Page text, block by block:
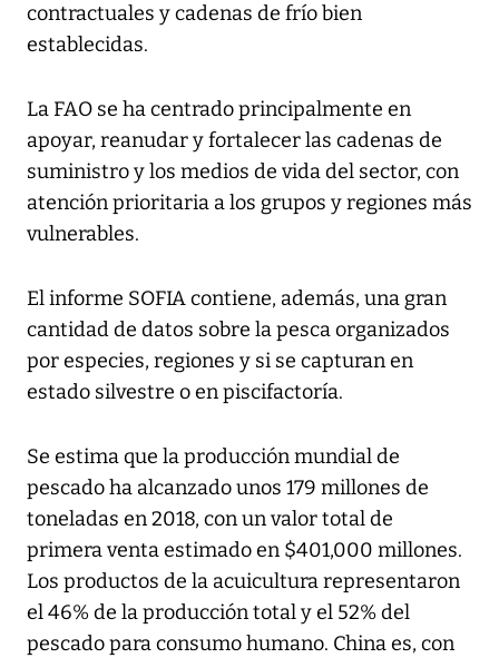
contractuales y cadenas de frío bien
establecidas.
La FAO se ha centrado principalmente en
apoyar, reanudar y fortalecer las cadenas de
suministro y los medios de vida del sector, con
atención prioritaria a los grupos y regiones más
vulnerables.
El informe SOFIA contiene, además, una gran
cantidad de datos sobre la pesca organizados
por especies, regiones y si se capturan en
estado silvestre o en piscifactoría.
Se estima que la producción mundial de
pescado ha alcanzado unos 179 millones de
toneladas en 2018, con un valor total de
primera venta estimado en $401,000 millones.
Los productos de la acuicultura representaron
el 46% de la producción total y el 52% del
pescado para consumo humano. China es, con